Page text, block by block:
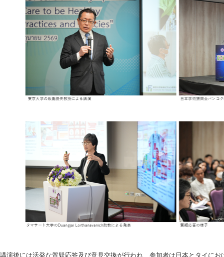
講演後には活発な質疑応答及び意見交換が行われ、参加者は日本とタイに